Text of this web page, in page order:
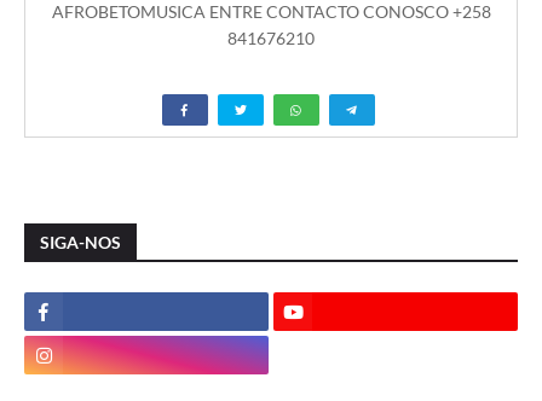
AFROBETOMUSICA ENTRE CONTACTO CONOSCO +258
841676210
SIGA-NOS